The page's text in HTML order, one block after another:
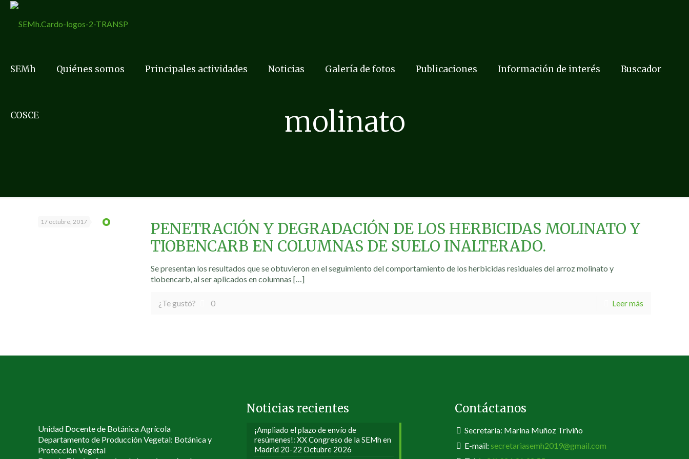
SEMh Quiénes somos Principales actividades Noticias Galería de fotos Publicaciones Información de interés Buscador
COSCE molinato
17 octubre, 2017
PENETRACIÓN Y DEGRADACIÓN DE LOS HERBICIDAS MOLINATO Y
TIOBENCARB EN COLUMNAS DE SUELO INALTERADO.
Se presentan los resultados que se obtuvieron en el seguimiento del comportamiento de los herbicidas residuales del arroz molinato y
tiobencarb, al ser aplicados en columnas […]
¿Te gustó? 0 Leer más
Unidad Docente de Botánica Agrícola
Departamento de Producción Vegetal: Botánica y
Protección Vegetal
Noticias recientes
¡Ampliado el plazo de envío de
resúmenes!: XX Congreso de la SEMh en
Madrid 20-22 Octubre 2026
Contáctanos
Secretaría: Marina Muñoz Triviño
E-mail: secretariasemh2019@gmail.com